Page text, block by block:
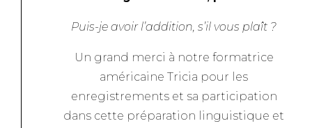
Puis-je avoir l’addition, s’il vous plaît ?
Un grand merci à notre formatrice
américaine Tricia pour les
enregistrements et sa participation
dans cette préparation linguistique et